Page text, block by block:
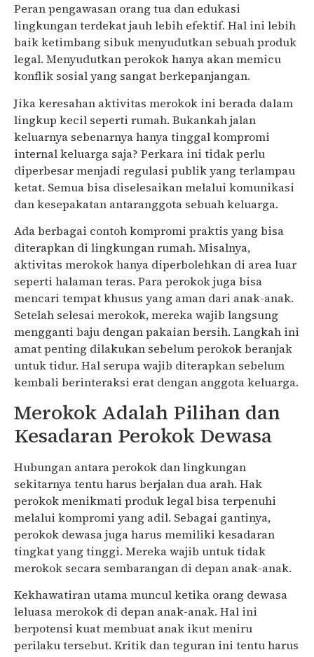
Peran pengawasan orang tua dan edukasi
lingkungan terdekat jauh lebih efektif. Hal ini lebih
baik ketimbang sibuk menyudutkan sebuah produk
legal. Menyudutkan perokok hanya akan memicu
konflik sosial yang sangat berkepanjangan.
Jika keresahan aktivitas merokok ini berada dalam
lingkup kecil seperti rumah. Bukankah jalan
keluarnya sebenarnya hanya tinggal kompromi
internal keluarga saja? Perkara ini tidak perlu
diperbesar menjadi regulasi publik yang terlampau
ketat. Semua bisa diselesaikan melalui komunikasi
dan kesepakatan antaranggota sebuah keluarga.
Ada berbagai contoh kompromi praktis yang bisa
diterapkan di lingkungan rumah. Misalnya,
aktivitas merokok hanya diperbolehkan di area luar
seperti halaman teras. Para perokok juga bisa
mencari tempat khusus yang aman dari anak-anak.
Setelah selesai merokok, mereka wajib langsung
mengganti baju dengan pakaian bersih. Langkah ini
amat penting dilakukan sebelum perokok beranjak
untuk tidur. Hal serupa wajib diterapkan sebelum
kembali berinteraksi erat dengan anggota keluarga.
Merokok Adalah Pilihan dan
Kesadaran Perokok Dewasa
Hubungan antara perokok dan lingkungan
sekitarnya tentu harus berjalan dua arah. Hak
perokok menikmati produk legal bisa terpenuhi
melalui kompromi yang adil. Sebagai gantinya,
perokok dewasa juga harus memiliki kesadaran
tingkat yang tinggi. Mereka wajib untuk tidak
merokok secara sembarangan di depan anak-anak.
Kekhawatiran utama muncul ketika orang dewasa
leluasa merokok di depan anak-anak. Hal ini
berpotensi kuat membuat anak ikut meniru
perilaku tersebut. Kritik dan teguran ini tentu harus